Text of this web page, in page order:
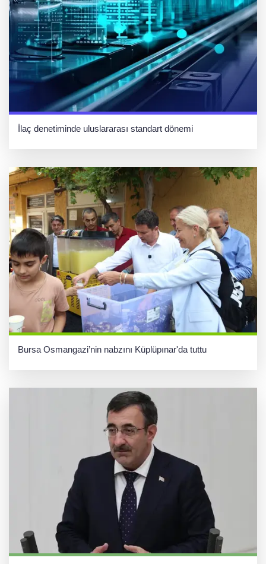
İlaç denetiminde uluslararası standart dönemi
Bursa Osmangazi’nin nabzını Küplüpınar'da tuttu